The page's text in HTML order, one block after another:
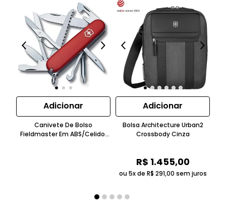
Adicionar
Canivete De Bolso
Fieldmaster Em ABS/Celidor
Adicionar
Bolsa Architecture Urban2
Crossbody Cinza
R$ 1.455,00
ou 5x de R$ 291,00 sem juros